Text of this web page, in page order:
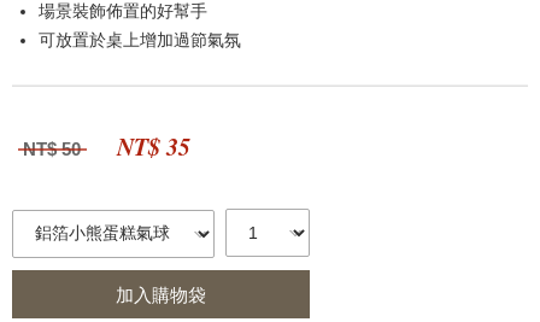
場景裝飾佈置的好幫手
可放置於桌上增加過節氣氛
NT$ 50 NT$ 35
加入購物袋